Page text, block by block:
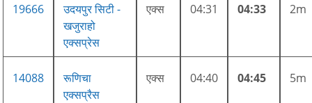
19666
उदयपुर सिटी -
खजुराहो
एक्सप्रेस
एक्स 04:31 04:33 2m
14088
रूणिचा
एक्सप्रैस
एक्स 04:40 04:45 5m